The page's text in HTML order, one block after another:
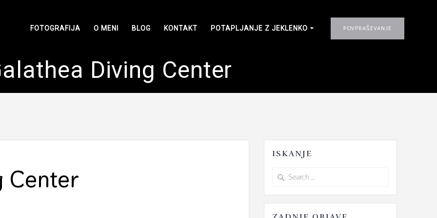
FOTOGRAFIJA O MENI BLOG KONTAKT POTAPLJANJE Z JEKLENKO POVPRAŠEVANJE
Diving Center
Center
ISKANJE
Search